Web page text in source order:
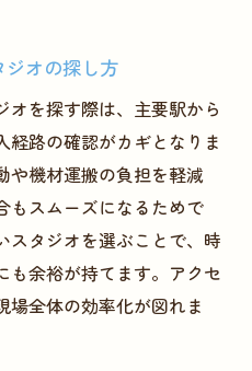
なスタジオ設備とは
いフォトスタジオの雰
たスタジオ選定方法
オで人気のサービス
く準備と段取り
から撮影当日までの流
オの探し方
オを探す際は、主要駅から
経路の確認がカギとなりま
や機材運搬の負担を軽減
もスムーズになるためで
スタジオを選ぶことで、時
も余裕が持てます。アクセ
場全体の効率化が図れま